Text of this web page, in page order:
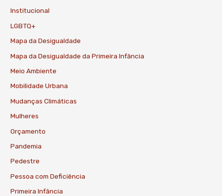
Institucional
LGBTQ+
Mapa da Desigualdade
Mapa da Desigualdade da Primeira Infância
Meio Ambiente
Mobilidade Urbana
Mudanças Climáticas
Mulheres
Orçamento
Pandemia
Pedestre
Pessoa com Deficiência
Primeira Infância